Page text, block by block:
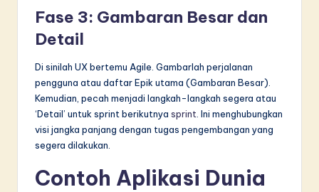
Fase 3: Gambaran Besar dan
Detail
Di sinilah UX bertemu Agile. Gambarlah perjalanan
pengguna atau daftar Epik utama (Gambaran Besar).
Kemudian, pecah menjadi langkah-langkah segera atau
‘Detail’ untuk sprint berikutnya sprint . Ini menghubungkan
visi jangka panjang dengan tugas pengembangan yang
segera dilakukan.
Contoh Aplikasi Dunia